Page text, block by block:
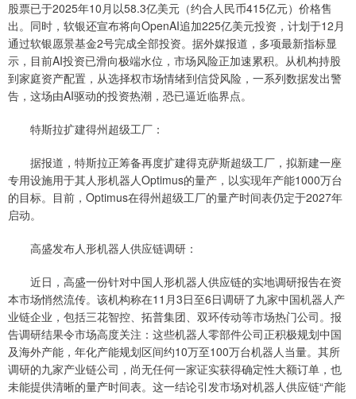
股票已于2025年10月以58.3亿美元（约合人民币415亿元）价格售
出。同时，软银还宣布将向OpenAI追加225亿美元投资，计划于12月
通过软银愿景基金2号完成全部投资。据外媒报道，多项最新指标显
示，目前AI投资已滑向极端水位，市场风险正加速累积。从机构持股
到家庭资产配置，从选择权市场情绪到信贷风险，一系列数据发出警
告，这场由AI驱动的投资热潮，恐已逼近临界点。
特斯拉扩建得州超级工厂：
据报道，特斯拉正筹备再度扩建得克萨斯超级工厂，拟新建一座
专用设施用于其人形机器人Optimus的量产，以实现年产能1000万台
的目标。目前，Optimus在得州超级工厂的量产时间表仍定于2027年
启动。
高盛发布人形机器人供应链调研：
近日，高盛一份针对中国人形机器人供应链的实地调研报告在资
本市场悄然流传。该机构称在11月3日至6日调研了九家中国机器人产
业链企业，包括三花智控、拓普集团、双环传动等市场热门公司。报
告调研结果令市场高度关注：这些机器人零部件公司正积极规划中国
及海外产能，年化产能规划区间约10万至100万台机器人当量。其所
调研的九家产业链公司，尚无任何一家证实获得确定性大额订单，也
未能提供清晰的量产时间表。这一结论引发市场对机器人供应链“产能